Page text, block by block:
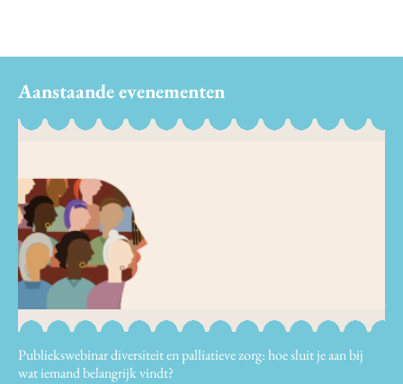
Aanstaande evenementen
Publiekswebinar diversiteit en palliatieve zorg: hoe sluit je aan bij
wat iemand belangrijk vindt?